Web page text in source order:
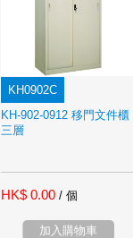
KH0902C
KH-902-0912 移門文件櫃
三層
HK$ 0.00 / 個
加入購物車